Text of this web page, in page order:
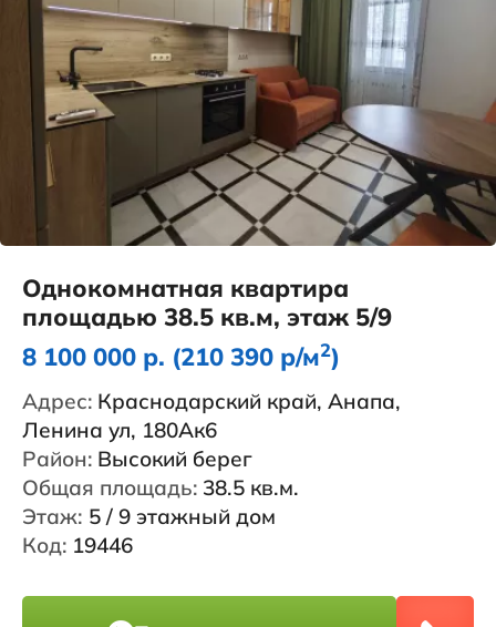
Однокомнатная квартира
площадью 38.5 кв.м, этаж 5/9
8 100 000 р. (210 390 р/м2)
Адрес: Краснодарский край, Анапа,
Ленина ул, 180Ак6
Район: Высокий берег
Общая площадь: 38.5 кв.м.
Этаж: 5 / 9 этажный дом
Код: 19446